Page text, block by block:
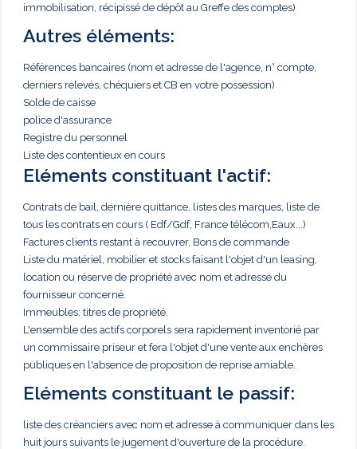
immobilisation, récipissé de dépôt au Greffe des comptes)
Autres éléments:
Références bancaires (nom et adresse de l'agence, n° compte,
derniers relevés, chéquiers et CB en votre possession)
Solde de caisse
police d'assurance
Registre du personnel
Liste des contentieux en cours
Eléments constituant l'actif:
Contrats de bail, dernière quittance, listes des marques, liste de
tous les contrats en cours ( Edf/Gdf, France télécom,Eaux...)
Factures clients restant à recouvrer, Bons de commande
Liste du matériel, mobilier et stocks faisant l'objet d'un leasing,
location ou réserve de propriété avec nom et adresse du
fournisseur concerné.
Immeubles: titres de propriété.
L'ensemble des actifs corporels sera rapidement inventorié par
un commissaire priseur et fera l'objet d'une vente aux enchères
publiques en l'absence de proposition de reprise amiable.
Eléments constituant le passif:
liste des créanciers avec nom et adresse à communiquer dans les
huit jours suivants le jugement d'ouverture de la procédure.